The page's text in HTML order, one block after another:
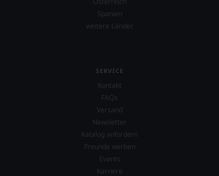
Spanien
weitere Länder
SERVICE
Kontakt
FAQs
Versand
Newsletter
Katalog anfordern
Freunde werben
Events
Karriere